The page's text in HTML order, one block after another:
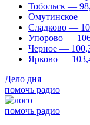
Тобольск —
Омутинское —
Сладково —
Упорово —
Черное —
Ярково —
Дело дня
помочь радио
помочь радио